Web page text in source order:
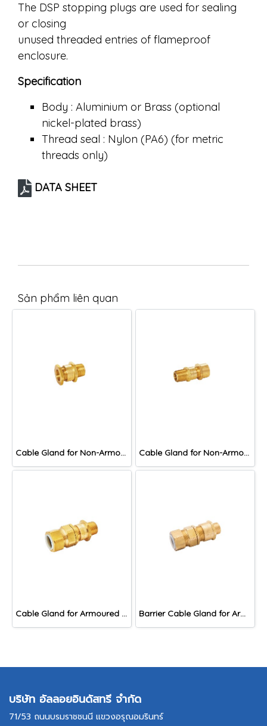
The DSP stopping plugs are used for sealing
or closing
unused threaded entries of flameproof
enclosure.
Specification
Body : Aluminium or Brass (optional
nickel-plated brass)
Thread seal : Nylon (PA6) (for metric
threads only)
DATA SHEET
Sản phẩm liên quan
Cable Gland for Non-Armoured Cable, DNA Series Cable Gland for Non-Armoured Cable, DNAF Series
Cable Gland for Armoured Cable, DAC Series Barrier Cable Gland for Armoured Cable, DACB Series
บริษัท อัลลอยอินดัสทรี จำกัด
71/53 ถนนบรมราชชนนี แขวงอรุณอมรินทร์